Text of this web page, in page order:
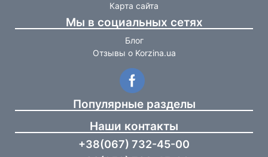
Карта сайта
Мы в социальных сетях
Блог
Отзывы о Korzina.ua
Популярные разделы
Наши контакты
+38(067) 732-45-00